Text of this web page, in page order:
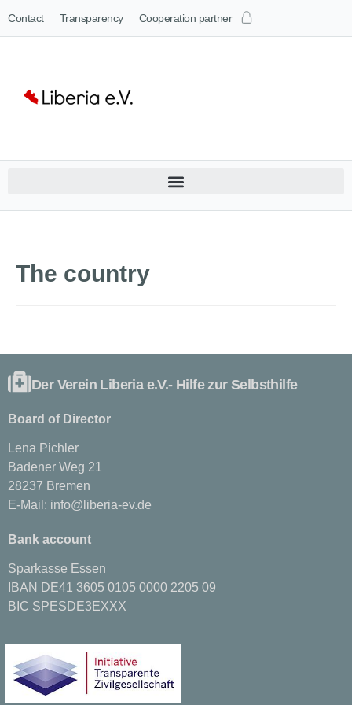
Contact Transparency Cooperation partner
The country
Der Verein Liberia e.V.- Hilfe zur Selbsthilfe
Board of Director
Lena Pichler
Badener Weg 21
28237 Bremen
E-Mail: info@liberia-ev.de
Bank account
Sparkasse Essen
IBAN DE41 3605 0105 0000 2205 09
BIC SPESDE3EXXX